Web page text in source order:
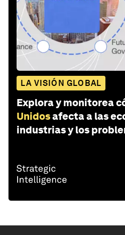
LA VISIÓN GLOBAL
Explora y monitorea
Unidosafecta a las
industrias y los